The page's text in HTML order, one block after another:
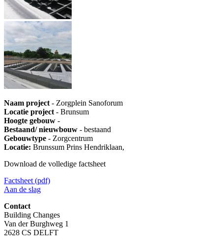
Naam project - Zorgplein Sanoforum
Locatie project - Brunsum
Hoogte gebouw -
Bestaand/ nieuwbouw - bestaand
Gebouwtype - Zorgcentrum
Locatie: Brunssum Prins Hendriklaan,
Download de volledige factsheet
Factsheet (pdf)
Aan de slag
Contact
Building Changes
Van der Burghweg 1
2628 CS DELFT